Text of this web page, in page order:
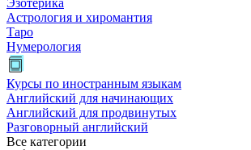
Эзотерика
Астрология и хиромантия
Таро
Нумерология
Курсы по иностранным языкам
Английский для начинающих
Английский для продвинутых
Разговорный английский
Все категории